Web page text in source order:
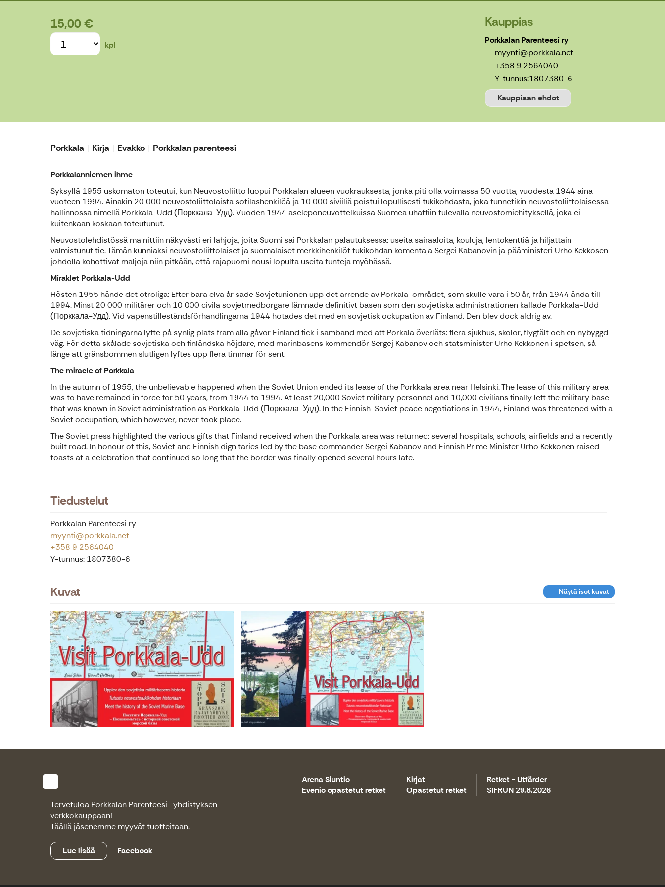
15,00 €
kpl
Kauppias
Porkkalan Parenteesi ry
myynti@porkkala.net
+358 9 2564040
Y-tunnus:1807380-6
Kauppiaan ehdot
Porkkala Kirja Evakko Porkkalan parenteesi
Porkkalanniemen ihme
Syksyllä 1955 uskomaton toteutui, kun Neuvostoliitto luopui Porkkalan alueen vuokrauksesta, jonka piti olla voimassa 50 vuotta, vuodesta 1944 aina
vuoteen 1994. Ainakin 20 000 neuvostoliittolaista sotilashenkilöä ja 10 000 siviiliä poistui lopullisesti tukikohdasta, joka tunnetikin neuvostoliittolaisessa
hallinnossa nimellä Porkkala-Udd (Порккала-Удд). Vuoden 1944 aseleponeuvottelkuissa Suomea uhattiin tulevalla neuvostomiehityksellä, joka ei
kuitenkaan koskaan toteutunut.
Neuvostolehdistössä mainittiin näkyvästi eri lahjoja, joita Suomi sai Porkkalan palautuksessa: useita sairaaloita, kouluja, lentokenttiä ja hiljattain
valmistunut tie. Tämän kunniaksi neuvostoliittolaiset ja suomalaiset merkkihenkilöt tukikohdan komentaja Sergei Kabanovin ja pääministeri Urho Kekkosen
johdolla kohottivat maljoja niin pitkään, että rajapuomi nousi lopulta useita tunteja myöhässä.
Miraklet Porkkala-Udd
Hösten 1955 hände det otroliga: Efter bara elva år sade Sovjetunionen upp det arrende av Porkala-området, som skulle vara i 50 år, från 1944 ända till
1994. Minst 20 000 militärer och 10 000 civila sovjetmedborgare lämnade definitivt basen som den sovjetiska administrationen kallade Porkkala-Udd
(Порккала-Удд). Vid vapenstilleståndsförhandlingarna 1944 hotades det med en sovjetisk ockupation av Finland. Den blev dock aldrig av.
De sovjetiska tidningarna lyfte på synlig plats fram alla gåvor Finland fick i samband med att Porkala överläts: flera sjukhus, skolor, flygfält och en nybyggd
väg. För detta skålade sovjetiska och finländska höjdare, med marinbasens kommendörSergej Kabanov och statsminister Urho Kekkonen i spetsen, så
länge att gränsbommen slutligen lyftes upp flera timmar för sent.
The miracle of Porkkala
In the autumn of 1955, the unbelievable happened when the Soviet Union ended its lease of the Porkkala area near Helsinki. The lease of this military area
was to have remained in force for 50 years, from 1944 to 1994. At least 20,000 Soviet military personnel and 10,000 civilians finally left the military base
that was known in Soviet administration as Porkkala-Udd (Порккала-Удд). In the Finnish-Soviet peace negotiations in 1944, Finland was threatened with a
Soviet occupation, which however, never took place.
The Soviet press highlighted the various gifts that Finland received when the Porkkala area was returned: several hospitals, schools, airfields and a recently
built road. In honour of this, Soviet and Finnish dignitaries led by the base commander Sergei Kabanov and Finnish Prime Minister Urho Kekkonen raised
toasts at a celebration that continued so long that the border was finally opened several hours late.
Tiedustelut
Porkkalan Parenteesi ry
myynti@porkkala.net
+358 9 2564040
Y-tunnus: 1807380-6
Kuvat Näytä isot kuvat
Tervetuloa Porkkalan Parenteesi -yhdistyksen
verkkokauppaan!
Täällä jäsenemme myyvät tuotteitaan.
Lue lisää Facebook
Arena Siuntio
Evenio opastetut retket
Kirjat
Opastetut retket
Retket - Utfärder
SIFRUN 29.8.2026